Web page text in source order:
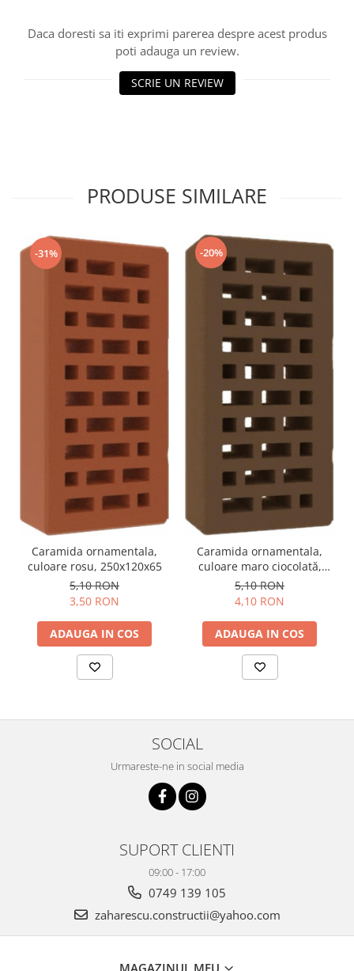
Daca doresti sa iti exprimi parerea despre acest produs
poti adauga un review.
SCRIE UN REVIEW
PRODUSE SIMILARE
-31%
Caramida ornamentala,
culoare rosu, 250x120x65
5,10 RON
3,50 RON
ADAUGA IN COS
-20%
Caramida ornamentala,
culoare maro ciocolată,
250x120x65
5,10 RON
4,10 RON
ADAUGA IN COS
SOCIAL
Urmareste-ne in social media
SUPORT CLIENTI
09:00 - 17:00
0749 139 105
zaharescu.constructii@yahoo.com